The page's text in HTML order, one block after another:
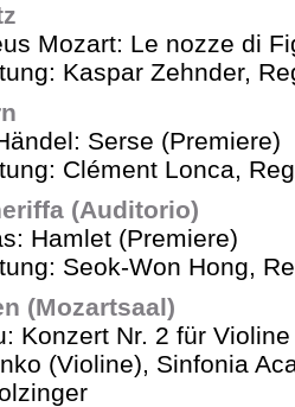
Mozart: Le nozze di
Kaspar Zehnder,
Serse (Premiere)
Clément Lonca,
(Auditorio)
Hamlet (Premiere)
Seok-Won Hong,
(Mozartsaal)
Konzert Nr. 2 für
(Violine), Sinfonia